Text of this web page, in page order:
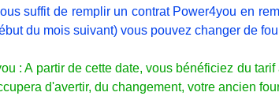
suffit de remplir un contrat Power4you en
du mois suivant) vous pouvez changer de
: A partir de cette date, vous bénéficiez du
d'avertir, du changement, votre ancien